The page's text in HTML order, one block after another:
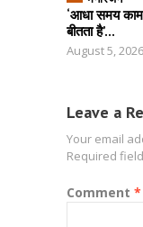
‘आधा समय
बीतता है’...
August 5, 2026
Leave a
Your email
Required
Comment *